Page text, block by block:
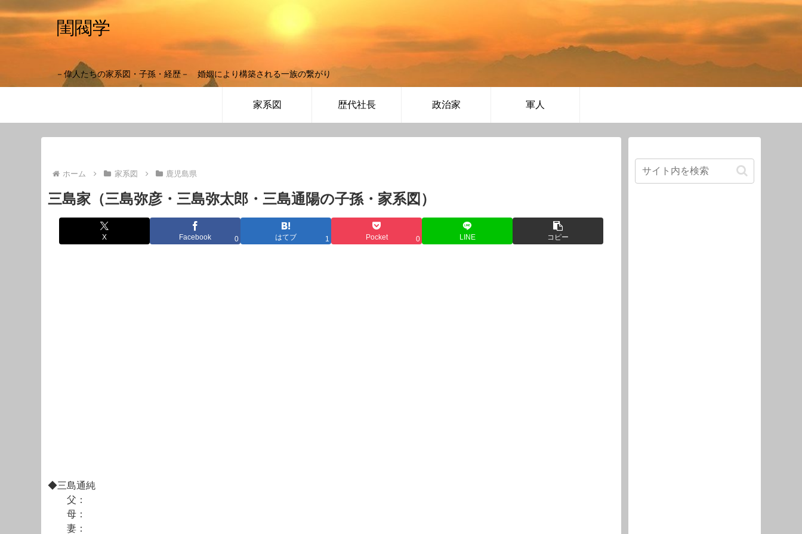
閨閥学
－偉人たちの家系図・子孫・経歴－ 婚姻により構築される一族の繋がり
家系図 歴代社長 政治家 軍人
ホーム 家系図 鹿児島県
三島家（三島弥彦・三島弥太郎・三島通陽の子孫・家系図）
X Facebook 0 はてブ 1 Pocket 0 LINE コピー
◆三島通純
父：
母：
妻：